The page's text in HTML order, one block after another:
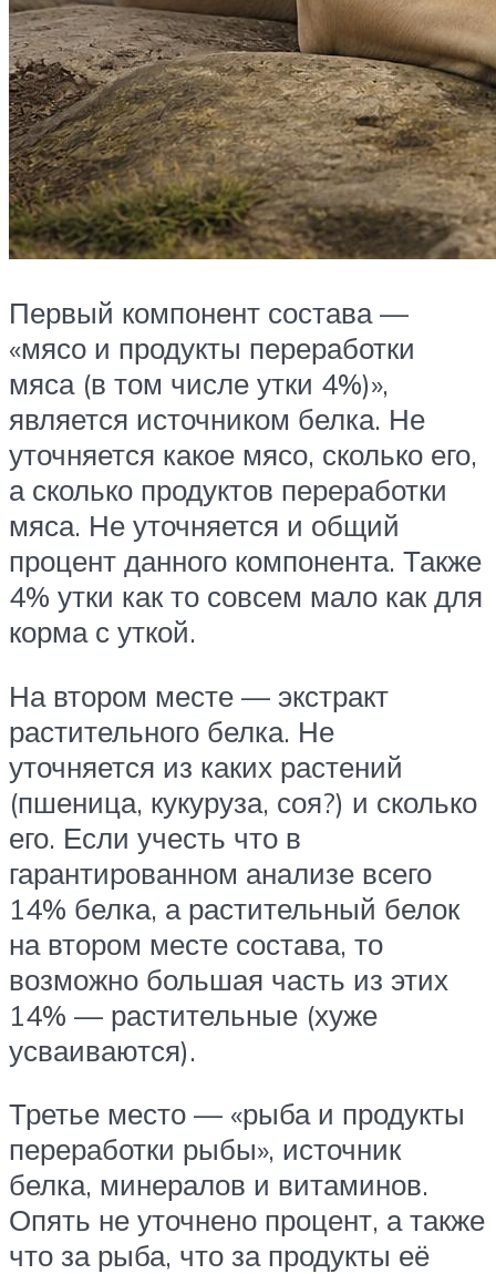
Первый компонент состава —
«мясо и продукты переработки
мяса (в том числе утки 4%)»,
является источником белка. Не
уточняется какое мясо, сколько его,
а сколько продуктов переработки
мяса. Не уточняется и общий
процент данного компонента. Также
4% утки как то совсем мало как для
корма с уткой.
На втором месте — экстракт
растительного белка. Не
уточняется из каких растений
(пшеница, кукуруза, соя?) и сколько
его. Если учесть что в
гарантированном анализе всего
14% белка, а растительный белок
на втором месте состава, то
возможно большая часть из этих
14% — растительные (хуже
усваиваются).
Третье место — «рыба и продукты
переработки рыбы», источник
белка, минералов и витаминов.
Опять не уточнено процент, а также
что за рыба, что за продукты её